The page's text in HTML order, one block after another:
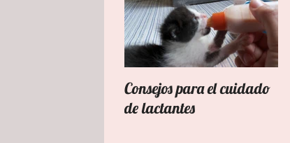
Consejos para el cuidado
de lactantes